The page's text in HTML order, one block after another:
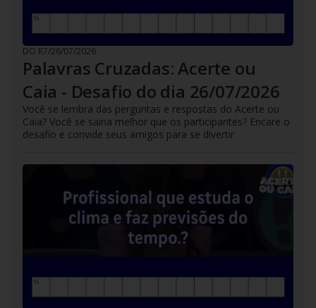
DO R7/26/07/2026
Palavras Cruzadas: Acerte ou
Caia - Desafio do dia 26/07/2026
Você se lembra das perguntas e respostas do Acerte ou
Caia? Você se sairia melhor que os participantes? Encare o
desafio e convide seus amigos para se divertir